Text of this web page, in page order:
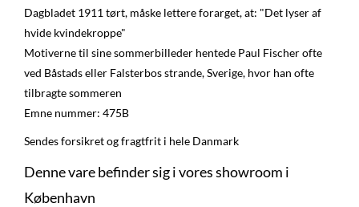
Dagbladet 1911 tørt, måske lettere forarget, at: "Det lyser af
hvide kvindekroppe"
Motiverne til sine sommerbilleder hentede Paul Fischer ofte
ved Båstads eller Falsterbos strande, Sverige, hvor han ofte
tilbragte sommeren
Emne nummer: 475B
Sendes forsikret og fragtfrit i hele Danmark
Denne vare befinder sig i vores showroom i
København